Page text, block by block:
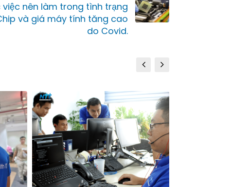
việc nên làm trong tình trạng
và giá máy tính tăng cao
do Covid.